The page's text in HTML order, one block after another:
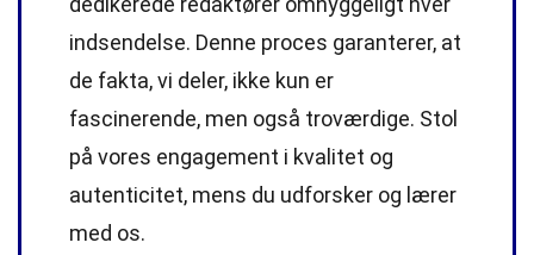
indsendelse. Denne proces garanterer, at
de fakta, vi deler, ikke kun er
fascinerende, men også troværdige. Stol
på vores engagement i kvalitet og
autenticitet, mens du udforsker og lærer
med os.